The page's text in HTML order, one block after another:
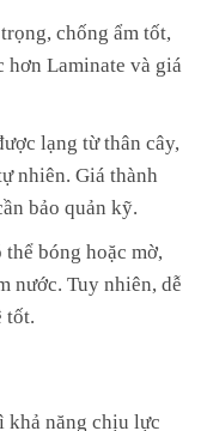
chống ẩm tốt,
hơn Laminate và giá
lạng từ thân cây,
nhiên. Giá thành
bảo quản kỹ.
bóng hoặc mờ,
nước. Tuy nhiên, dễ
tốt.
khả năng chịu lực